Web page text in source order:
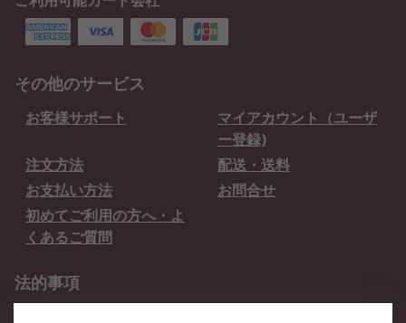
その他のサービス
お客様サポート
マイアカウント（ユーザ
ー登録)
注文方法
配送・送料
お支払い方法
お問合せ
初めてご利用の方へ・よ
くあるご質問
法的事項